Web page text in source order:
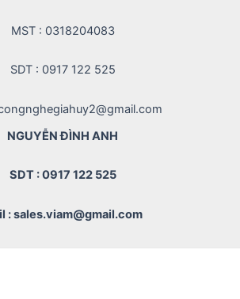
MST : 0318204083
SDT : 0917 122 525
NGUYỄN ĐÌNH ANH
SDT : 0917 122 525
: sales.viam@gmail.com